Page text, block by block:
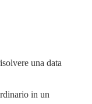
una data
in un